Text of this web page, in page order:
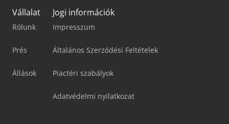
Vállalat
Rólunk
Prés
Állások
Jogi információk
Impresszum
Általános Szerződési Feltételek
Piactéri szabályok
Adatvédelmi nyilatkozat